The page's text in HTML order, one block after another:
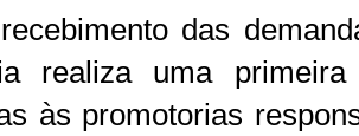
das
realiza uma
às promotorias